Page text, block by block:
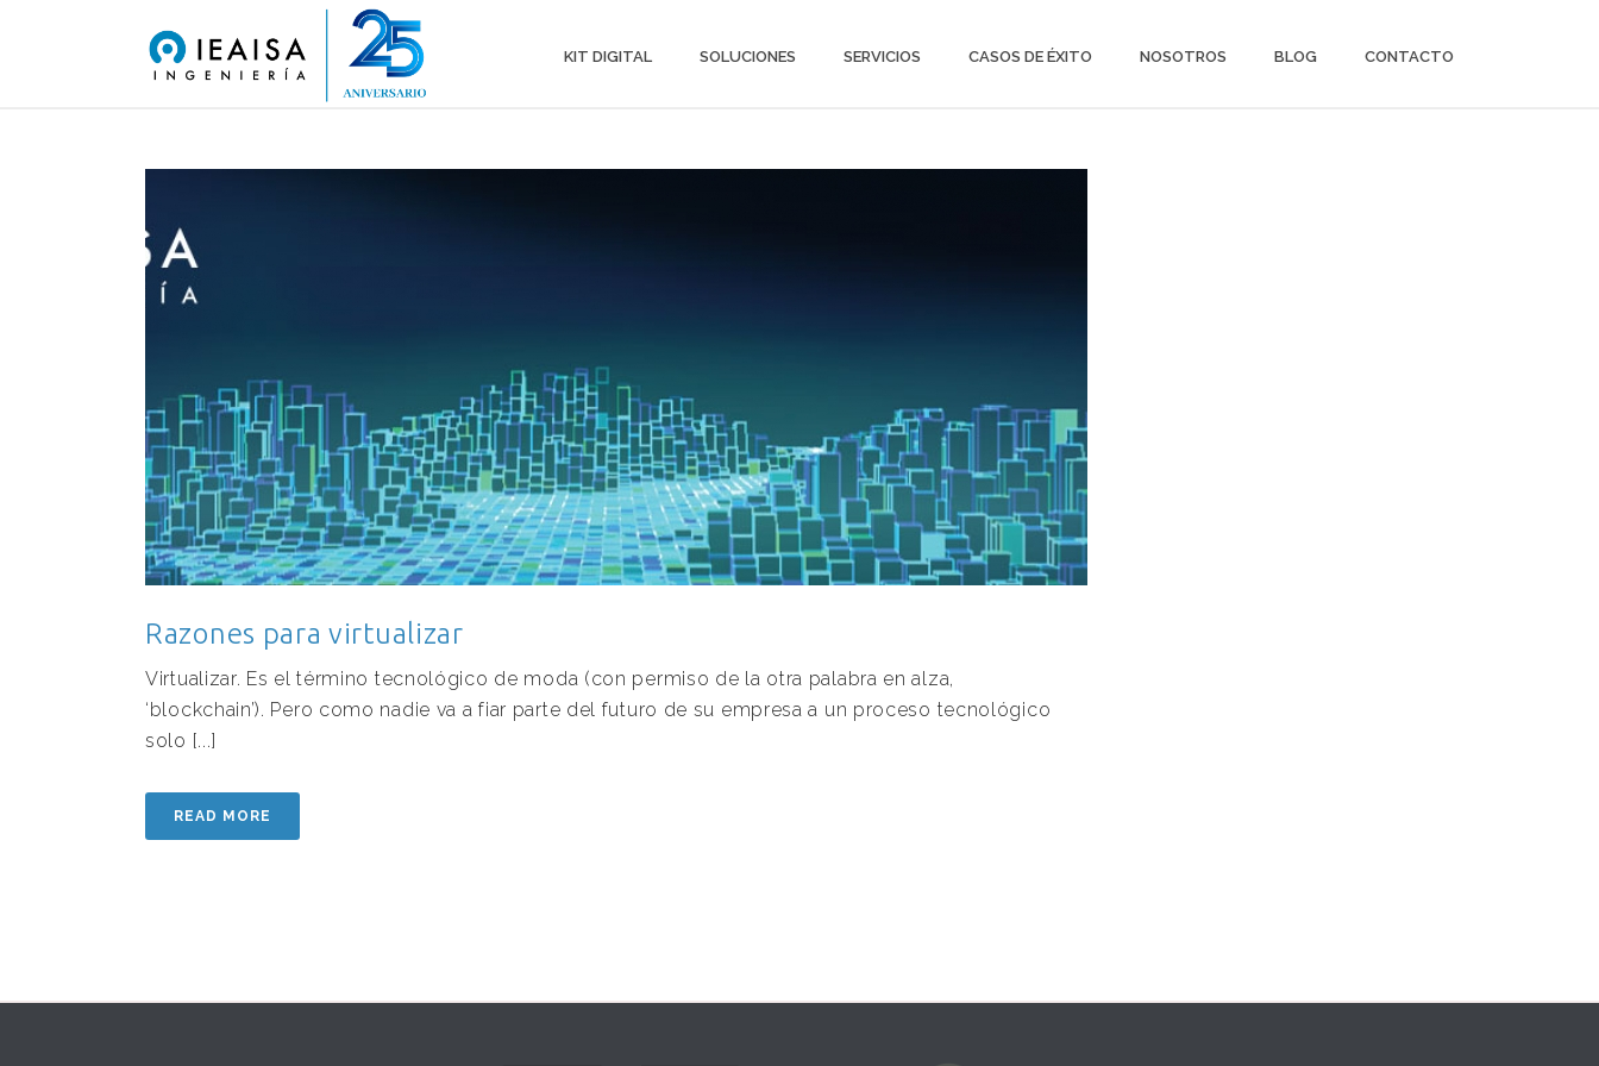
KIT DIGITAL SOLUCIONES SERVICIOS CASOS DE ÉXITO NOSOTROS BLOG CONTACTO
Razones para virtualizar
Virtualizar. Es el término tecnológico de moda (con permiso de la otra palabra en alza,
‘blockchain’). Pero como nadie va a fiar parte del futuro de su empresa a un proceso tecnológico
solo [...]
READ MORE